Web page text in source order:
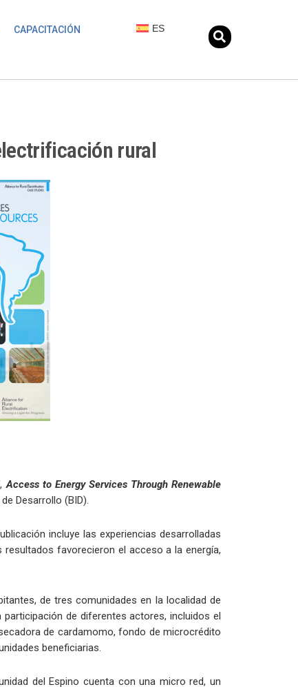
CAPACITACIÓN ES
rural
Access to Energy Services Through Renewable
Desarrollo (BID).
incluye las experiencias desarrolladas
resultados favorecieron el acceso a la energía,
de tres comunidades en la localidad de
de diferentes actores, incluidos el
de cardamomo, fondo de microcrédito
beneficiarias.
del Espino cuenta con una micro red, un